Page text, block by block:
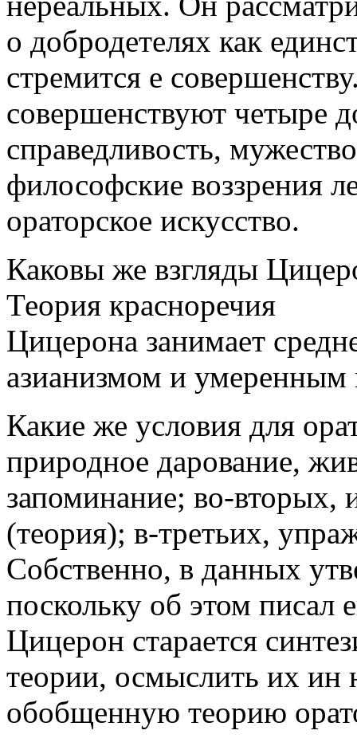
о добродетелях как
стремится е
совершенствуют четыре
справедливость,
философские воззрения
ораторское искусство.
Каковы же взгляды
Теория красноречия
Цицерона занимает
азианизмом и умеренным
Какие же условия для
природное дарование,
запоминание; во-вторых,
(теория); в-третьих,
Собственно, в данных
поскольку об этом писал
Цицерон старается
теории, осмыслить их ин
обобщенную теорию